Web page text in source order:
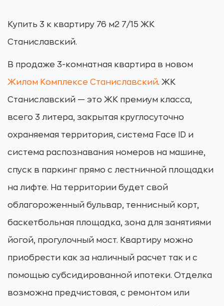
Купить 3 к квартиру 76 м2 7/15 ЖК
Станиславский.
В продаже 3-комнатная квартира в новом
Жилом Комплексе Станиславский. ЖК
Станиславский — это ЖК премиум класса,
всего 3 литера, закрытая круглосуточно
охраняемая территория, система Face ID и
система распознавания номеров на машине,
спуск в паркинг прямо с лестничной площадки
на лифте. На территории будет свой
облагороженный бульвар, теннисный корт,
баскетбольная площадка, зона для занятиями
йогой, прогулочный мост. Квартиру можно
приобрести как за наличный расчет так и с
помощью субсидированной ипотеки. Отделка
возможна предчистовая, с ремонтом или